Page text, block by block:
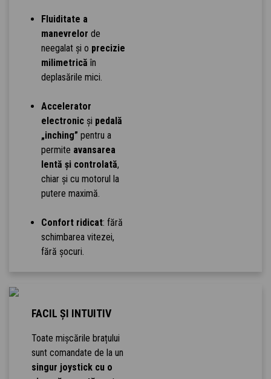
Fluiditate a
manevrelor de
neegalat și o precizie
milimetrică în
deplasările mici.
Accelerator
electronicși pedală
„inching” pentru a
permite avansarea
lentă și controlată,
chiar și cu motorul la
putere maximă.
Confort ridicat: fără
schimbarea vitezei,
fără șocuri.
FACIL ȘI INTUITIV
Toate mișcările brațului
sunt comandate de la un
singur joystick cu o